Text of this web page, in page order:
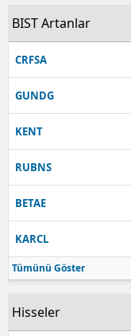
BIST Artanlar
CRFSA
GUNDG
KENT
RUBNS
BETAE
KARCL
Tümünü Göster
Hisseler